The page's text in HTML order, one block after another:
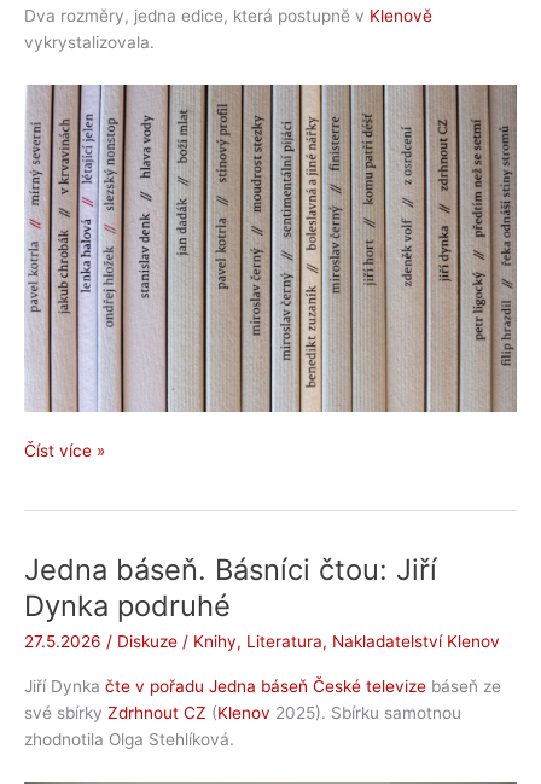
Dva rozměry, jedna edice, která postupně v Klenově
vykrystalizovala.
Nový
Číst více »
Jedna báseň. Básníci čtou: Jiří
Dynka podruhé
27.5.2026 / Diskuze / Knihy, Literatura, Nakladatelství Klenov
Jiří Dynka čte v pořadu Jedna báseň České televize báseň ze
své sbírky Zdrhnout CZ (Klenov 2025). Sbírku samotnou
zhodnotila Olga Stehlíková.